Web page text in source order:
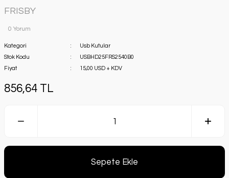
FRISBY
0 Yorum
Kategori
Usb Kutular
Stok Kodu
USBHD25FRS2540B0
Fiyat
15,00 USD + KDV
856,64 TL
Sepete Ekle